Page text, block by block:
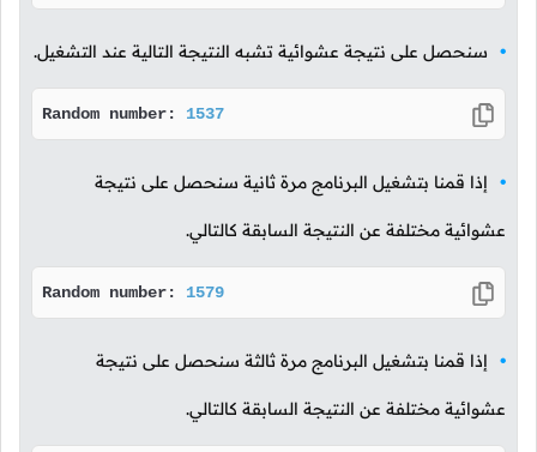
سنحصل على نتيجة عشوائية تشبه النتيجة التالية عند التشغيل.
Random number: 1537
إذا قمنا بتشغيل البرنامج مرة ثانية سنحصل على نتيجة
عشوائية مختلفة عن النتيجة السابقة كالتالي.
Random number: 1579
إذا قمنا بتشغيل البرنامج مرة ثالثة سنحصل على نتيجة
عشوائية مختلفة عن النتيجة السابقة كالتالي.